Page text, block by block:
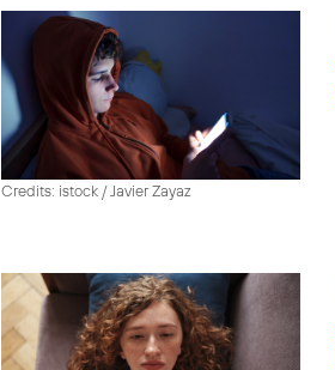
Credits: istock / Javier Zayaz